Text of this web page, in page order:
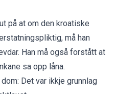
på at om den kroatiske
må han
Han må også forstått at
sa opp låna.
Det var ikkje grunnlag